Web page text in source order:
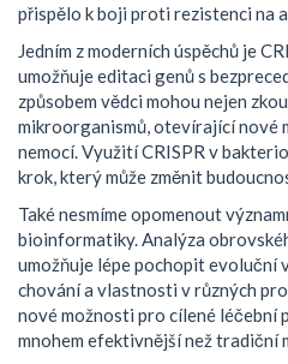
přispělo k boji proti rezistenci na
Jedním z moderních úspěchů je
umožňuje editaci genů s
způsobem vědci mohou nejen
mikroorganismů, otevírající nové
nemocí. Využití CRISPR v
krok, který může změnit
Také nesmíme opomenout
bioinformatiky. Analýza
umožňuje lépe pochopit evoluční
chování a vlastnosti v různých
nové možnosti pro cílené léčební
mnohem efektivnější než tradiční